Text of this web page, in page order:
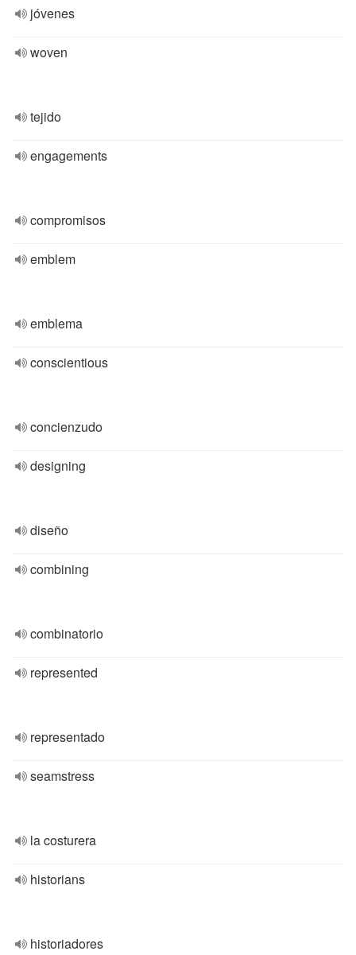
jóvenes
woven
tejido
engagements
compromisos
emblem
emblema
conscientious
concienzudo
designing
diseño
combining
combinatorio
represented
representado
seamstress
la costurera
historians
historiadores